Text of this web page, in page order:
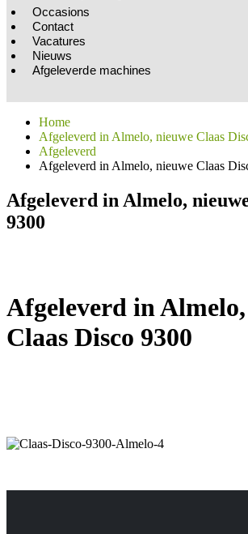
Occasions
Contact
Vacatures
Nieuws
Afgeleverde machines
Home
Afgeleverd in Almelo, nieuwe Claas
Afgeleverd
Afgeleverd in Almelo, nieuwe Claas
Afgeleverd in Almelo,
9300
Afgeleverd in
Claas Disco 9300